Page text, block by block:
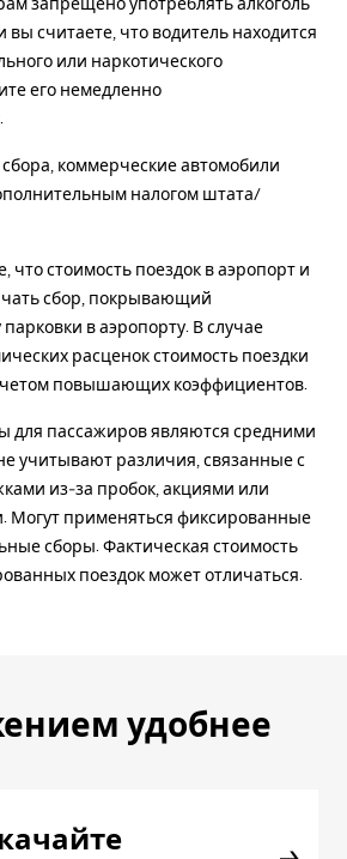
вы считаете, что водитель находится
или наркотического
его немедленно
коммерческие автомобили
налогом штата/
что стоимость поездок в аэропорт и
сбор, покрывающий
в аэропорту. В случае
расценок стоимость поездки
повышающих коэффициентов.
для пассажиров являются средними
учитывают различия, связанные с
из-за пробок, акциями или
Могут применяться фиксированные
сборы. Фактическая стоимость
поездок может отличаться.
удобнее